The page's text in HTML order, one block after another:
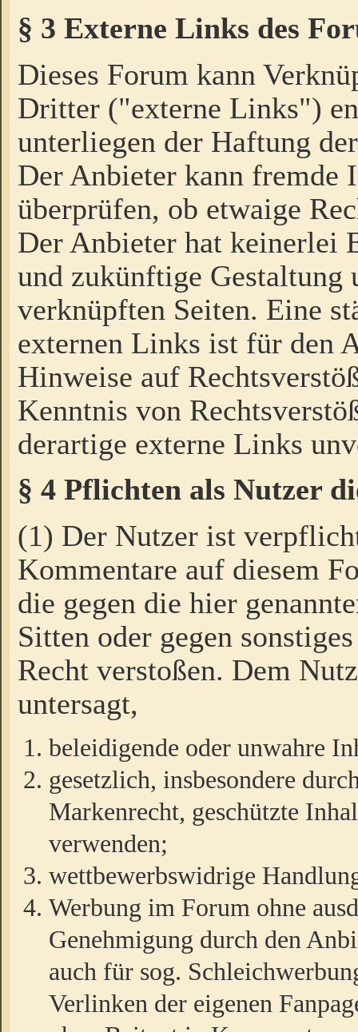
§ 3 Externe Links des
Dieses Forum kann
Dritter ("externe Links")
unterliegen der Haftung
Der Anbieter kann fremde
überprüfen, ob etwaige
Der Anbieter hat keinerlei
und zukünftige Gestaltung
verknüpften Seiten. Eine
externen Links ist für den
Hinweise auf
Kenntnis von
derartige externe Links
§ 4 Pflichten als Nutzer
(1) Der Nutzer ist
Kommentare auf diesem
die gegen die hier
Sitten oder gegen
Recht verstoßen. Dem
untersagt,
beleidigende oder unwahre
gesetzlich, insbesondere
Markenrecht, geschützte
verwenden;
wettbewerbswidrige
Werbung im Forum ohne
Genehmigung durch den
auch für sog.
Verlinken der eigenen